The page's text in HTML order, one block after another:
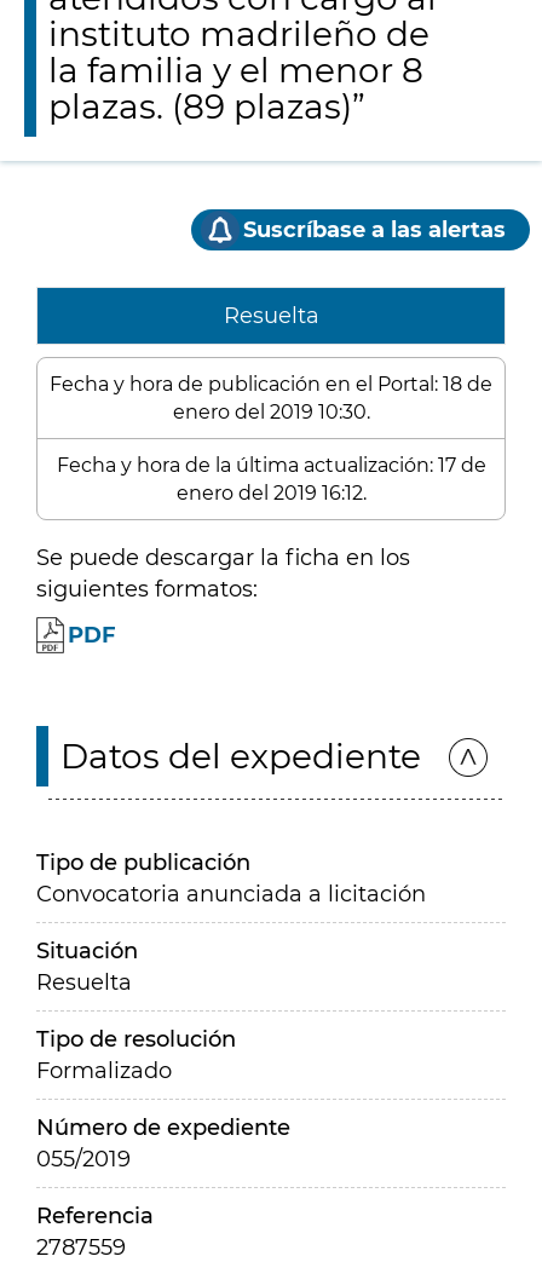
instituto madrileño de
la familia y el menor 8
plazas. (89 plazas)”
Suscríbase a las alertas
Resuelta
Fecha y hora de publicación en el Portal: 18 de
enero del 2019 10:30.
Fecha y hora de la última actualización: 17 de
enero del 2019 16:12.
Se puede descargar la ficha en los
siguientes formatos:
PDF
Datos del expediente
Tipo de publicación
Convocatoria anunciada a licitación
Situación
Resuelta
Tipo de resolución
Formalizado
Número de expediente
055/2019
Referencia
2787559